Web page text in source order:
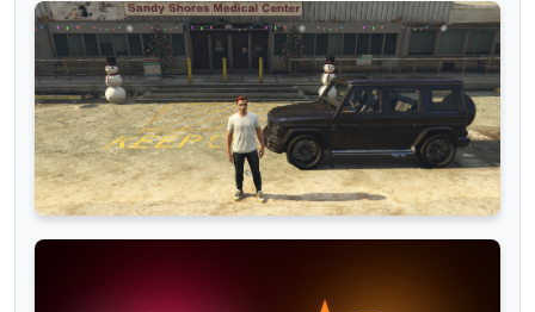
Новости